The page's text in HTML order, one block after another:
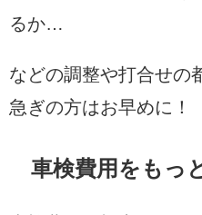
るか…
などの調整や打合せの
急ぎの方はお早めに！
車検費用をもっ